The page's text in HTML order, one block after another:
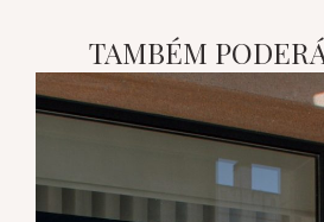
TAMBÉM